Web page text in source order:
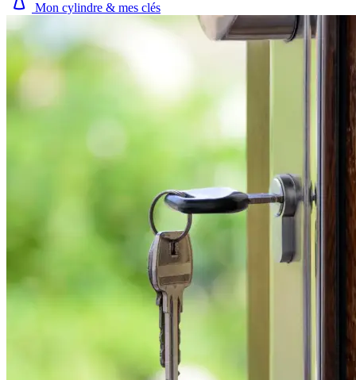
Mon cylindre & mes clés